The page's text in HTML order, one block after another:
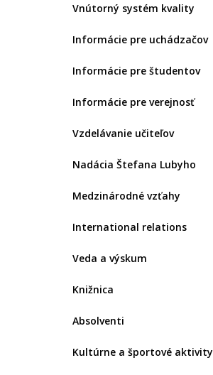
Vnútorný systém kvality
Informácie pre uchádzačov
Informácie pre študentov
Informácie pre verejnosť
Vzdelávanie učiteľov
Nadácia Štefana Lubyho
Medzinárodné vzťahy
International relations
Veda a výskum
Knižnica
Absolventi
Kultúrne a športové aktivity